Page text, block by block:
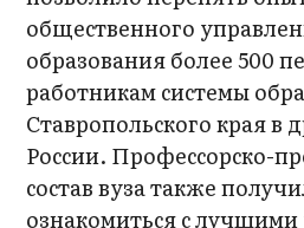
общественного
образования более 500
работникам системы
Ставропольского края в
России. Профессорско-
состав вуза также
ознакомиться с